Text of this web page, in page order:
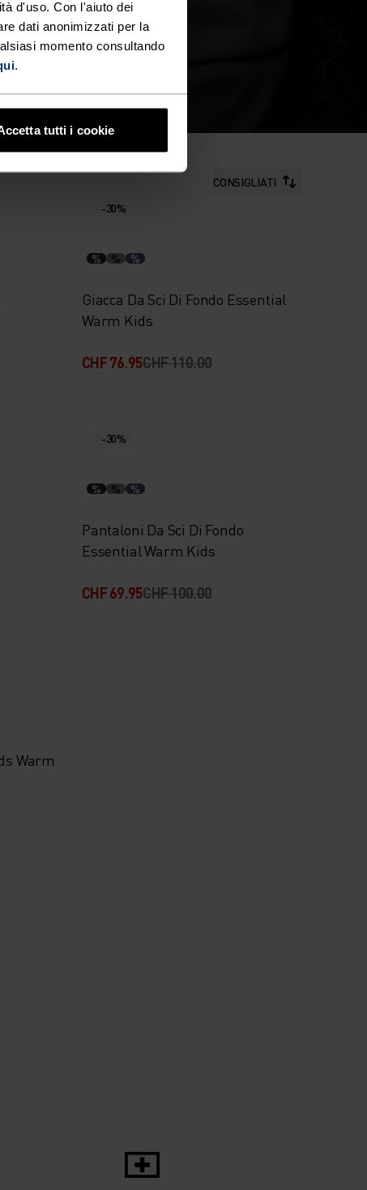
d'uso. Con l'aiuto dei
dati anonimizzati per la
momento consultando
.
tutti i cookie
sempre al caldo.
CONSIGLIATI
-30%
% % %
Giacca Da Sci Di Fondo Essential
Warm Kids
CHF 76.95CHF 110.00
-30%
% % %
Pantaloni Da Sci Di Fondo
Essential Warm Kids
CHF 69.95CHF 100.00
Warm